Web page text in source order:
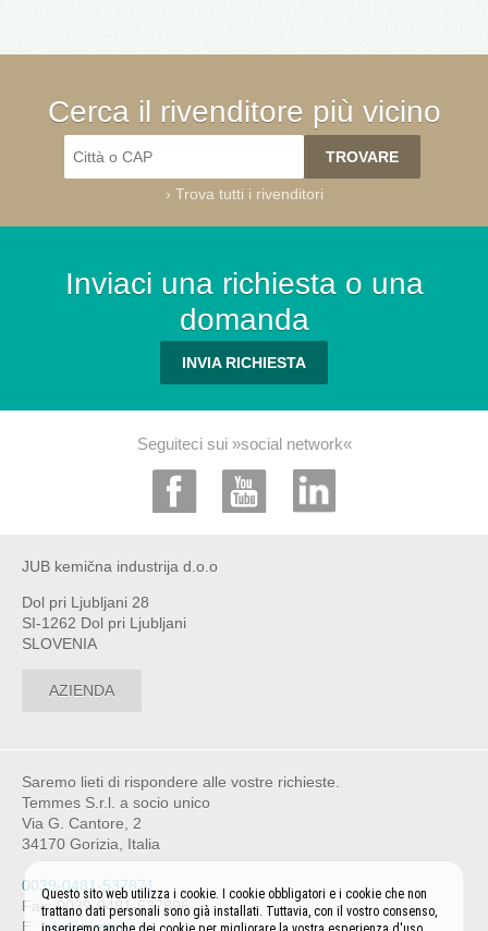
Cerca il rivenditore più vicino
› Trova tutti i rivenditori
Inviaci una richiesta o una
domanda
INVIA RICHIESTA
Seguiteci sui »social network«
JUB kemična industrija d.o.o
Dol pri Ljubljani 28
SI-1262 Dol pri Ljubljani
SLOVENIA
AZIENDA
Saremo lieti di rispondere alle vostre richieste.
Temmes S.r.l. a socio unico
Via G. Cantore, 2
34170 Gorizia, Italia
0039-0481-537871
Fax: 0039-0481-537896
E: info@temmes.it
Questo sito web utilizza i cookie. I cookie obbligatori e i cookie che non
trattano dati personali sono già installati. Tuttavia, con il vostro consenso,